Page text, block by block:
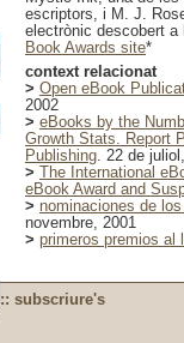
escriptors, i M. J.
electrònic descobert a
Book Awards site*
context relacionat
> Open eBook
2002
> eBooks by the
Growth Stats. Report
Publishing. 22 de
> The International
eBook Award and
> nominaciones de
novembre, 2001
> primeros premios al
:: subscriure's